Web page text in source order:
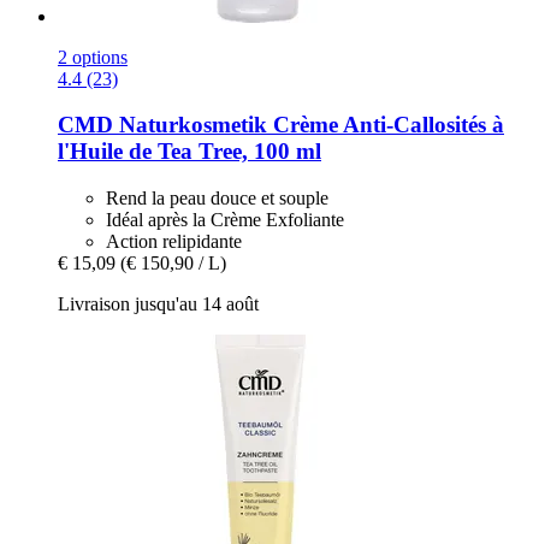
2 options
4.4 (23)
CMD Naturkosmetik Crème Anti-​Callosités à
l'Huile de Tea Tree, 100 ml
Rend la peau douce et souple
Idéal après la Crème Exfoliante
Action relipidante
€ 15,09 (€ 150,90 / L)
Livraison jusqu'au 14 août